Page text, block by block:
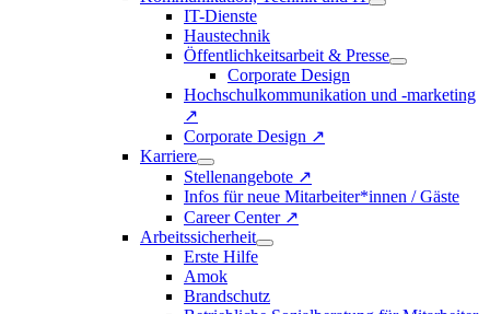
IT-Dienste
Haustechnik
Öffentlichkeitsarbeit & Presse
Corporate Design
Hochschulkommunikation und -marketing
↗
Corporate Design ↗
Karriere
Stellenangebote ↗
Infos für neue Mitarbeiter*innen / Gäste
Career Center ↗
Arbeitssicherheit
Erste Hilfe
Amok
Brandschutz